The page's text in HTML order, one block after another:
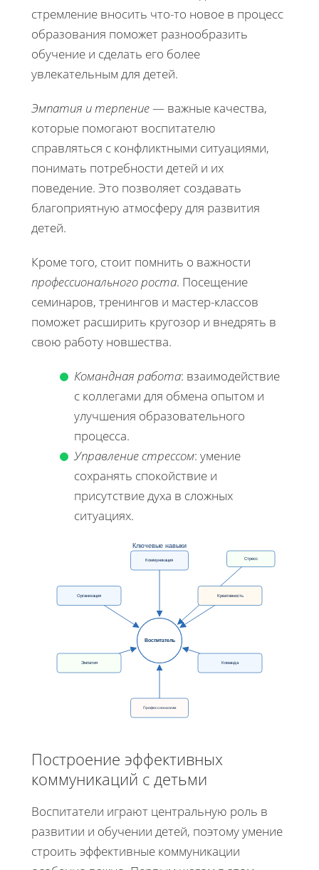
стремление вносить что-то новое в процесс
образования поможет разнообразить
обучение и сделать его более
увлекательным для детей.
Эмпатия и терпение— важные качества,
которые помогают воспитателю
справляться с конфликтными ситуациями,
понимать потребности детей и их
поведение. Это позволяет создавать
благоприятную атмосферу для развития
детей.
Кроме того, стоит помнить о важности
профессионального роста. Посещение
семинаров, тренингов и мастер-классов
поможет расширить кругозор и внедрять в
свою работу новшества.
Командная работа: взаимодействие
с коллегами для обмена опытом и
улучшения образовательного
процесса.
Управление стрессом: умение
сохранять спокойствие и
присутствие духа в сложных
ситуациях.
Ключевые навыки
Коммуникация Стресс
Креативность
Команда
Профессионализм
Эмпатия
Организация
Воспитатель
Построение эффективных
коммуникаций с детьми
Воспитатели играют центральную роль в
развитии и обучении детей, поэтому умение
строить эффективные коммуникации